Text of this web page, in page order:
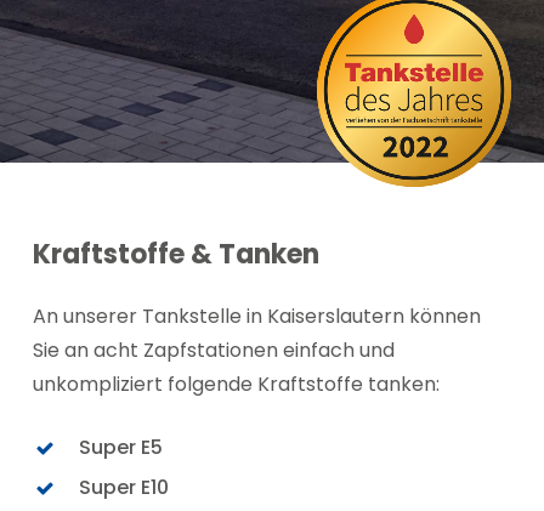
to
the
next
Kraftstoffe & Tanken
An unserer Tankstelle in Kaiserslautern können
Sie an acht Zapfstationen einfach und
unkompliziert folgende Kraftstoffe tanken:
Super E5
Super E10